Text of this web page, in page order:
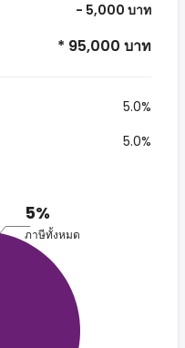
- 5,000 บาท
* 95,000 บาท
5.0%
5.0%
5%
ภาษีทั้งหมด